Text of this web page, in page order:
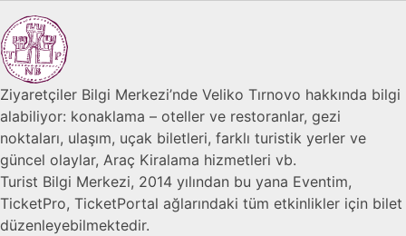
Ziyaretçiler Bilgi Merkezi’nde Veliko Tırnovo hakkında bilgi
alabiliyor: konaklama – oteller ve restoranlar, gezi
noktaları, ulaşım, uçak biletleri, farklı turistik yerler ve
güncel olaylar, Araç Kiralama hizmetleri vb.
Turist Bilgi Merkezi, 2014 yılından bu yana Eventim,
TicketPro, TicketPortal ağlarındaki tüm etkinlikler için bilet
düzenleyebilmektedir.